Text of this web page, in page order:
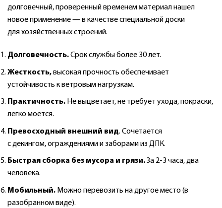
долговечный, проверенный временем материал нашел
новое применение — в качестве специальной доски
для хозяйственных строений.
Долговечность.Срок службы более 30 лет.
Жесткость,высокая прочность обеспечивает
устойчивость к ветровым нагрузкам.
Практичность. Не выцветает, не требует ухода, покраски,
легко моется.
Превосходный внешний вид. Сочетается
с декингом, ограждениями и заборами из ДПК.
Быстрая сборка без мусора и грязи.За 2-3 часа, два
человека.
Мобильный. Можно перевозить на другое место (в
разобранном виде).